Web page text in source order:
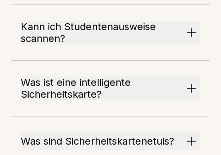
Kann ich Studentenausweise
scannen?
Was ist eine intelligente
Sicherheitskarte?
Was sind Sicherheitskartenetuis?